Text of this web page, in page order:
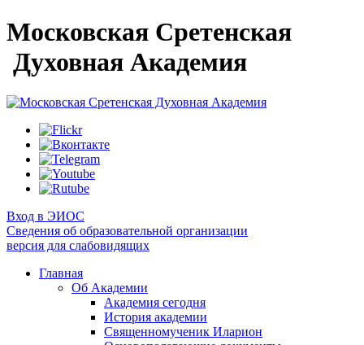
Московская Сретенская
Духовная Академия
Вход в ЭИОС
Сведения об образовательной организации
версия для слабовидящих
Главная
Об Академии
Академия сегодня
История академии
Священномученик Иларион